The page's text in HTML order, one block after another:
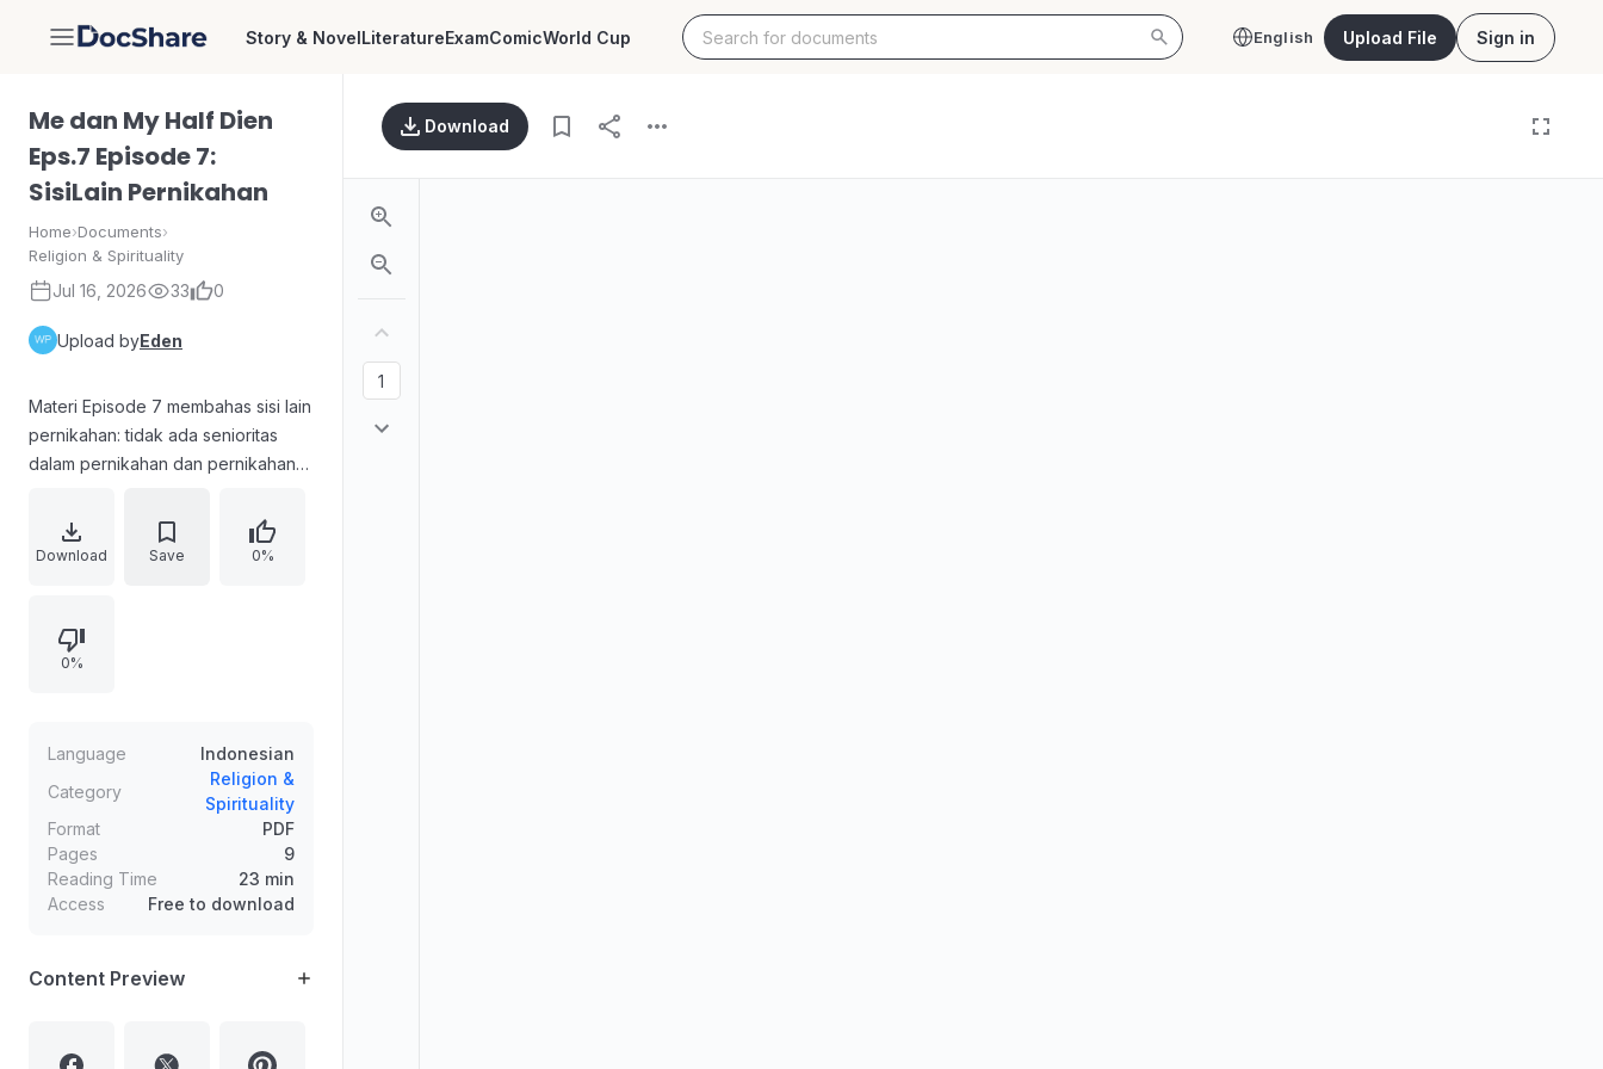
DocShare Story & NovelLiteratureExamComicWorld Cup English Upload File Sign in
Me dan My Half Dien
Eps.7 Episode 7:
SisiLain Pernikahan
Home›Documents›
Religion & Spirituality
Jul 16, 2026 33 0
Upload byEden
Materi Episode 7 membahas sisi lain
pernikahan: tidak ada senioritas
dalam pernikahan dan pernikahan
yang bisa hilang akibat dosa dan
kemaksiatan. Cinta kepada
menjanjikan kepuasan terus-
menerus, melainkan keberkahan;
kesabaran. Disertakan dalil,
peringatan ujian, dan kisah ulama
Ibnu Libad Al-Maliki yang diuji
dengan perlakuan istrinya.
Download Save 0%
0%
Language
Indonesian
Category
Religion &
Spirituality
Format
PDF
Pages
9
Reading Time
23 min
Access
Free to download
Content Preview
Download